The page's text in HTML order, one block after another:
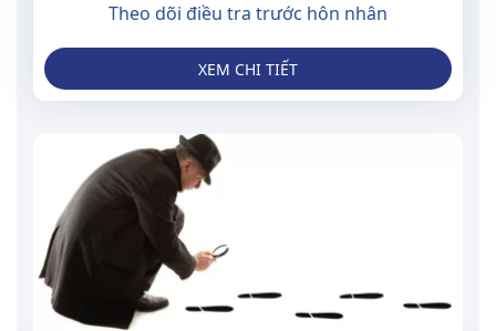
Theo dõi điều tra trước hôn nhân
XEM CHI TIẾT